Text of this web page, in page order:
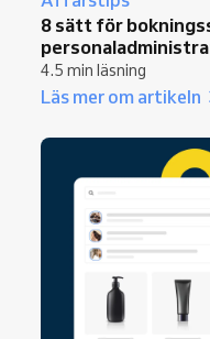
8 sätt för
4.5 min läsning
Läs mer om artikeln